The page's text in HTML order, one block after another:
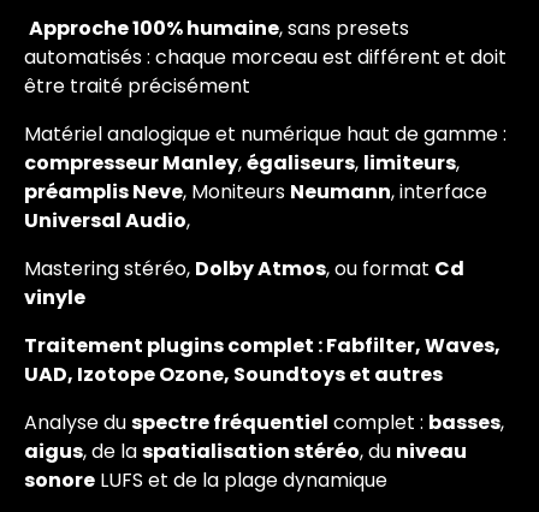
Approche 100% humaine, sans presets
automatisés : chaque morceau est différent et doit
être traité précisément
Matériel analogique et numérique haut de gamme :
compresseur Manley,égaliseurs, limiteurs,
préamplis Neve, Moniteurs Neumann, interface
Universal Audio,
Mastering stéréo, Dolby Atmos, ou format Cd
vinyle
Traitement plugins complet : Fabfilter, Waves,
UAD, Izotope Ozone, Soundtoys et autres
Analyse duspectre fréquentiel complet : basses,
aigus, de laspatialisation stéréo, du niveau
sonore LUFS et de la plage dynamique